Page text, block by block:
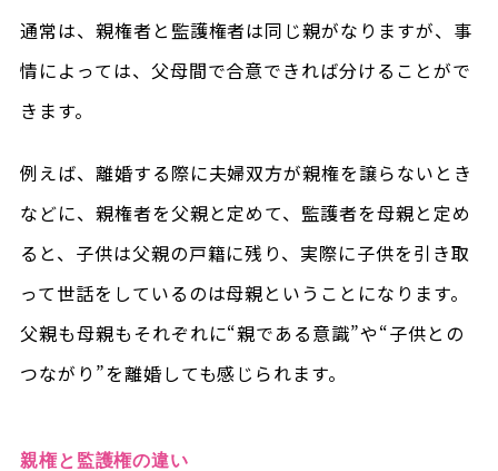
通常は、親権者と監護権者は同じ親がなりますが、事
情によっては、父母間で合意できれば分けることがで
きます。
例えば、離婚する際に夫婦双方が親権を譲らないとき
などに、親権者を父親と定めて、監護者を母親と定め
ると、子供は父親の戸籍に残り、実際に子供を引き取
って世話をしているのは母親ということになります。
父親も母親もそれぞれに“親である意識”や“子供との
つながり”を離婚しても感じられます。
親権と監護権の違い